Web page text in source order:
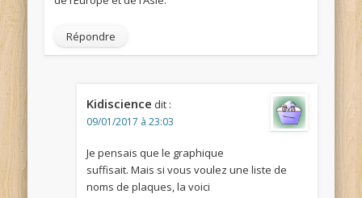
Répondre
Kidiscience dit :
09/01/2017 à 23:03
Je pensais que le graphique
suffisait. Mais si vous voulez une liste de
noms de plaques, la voici